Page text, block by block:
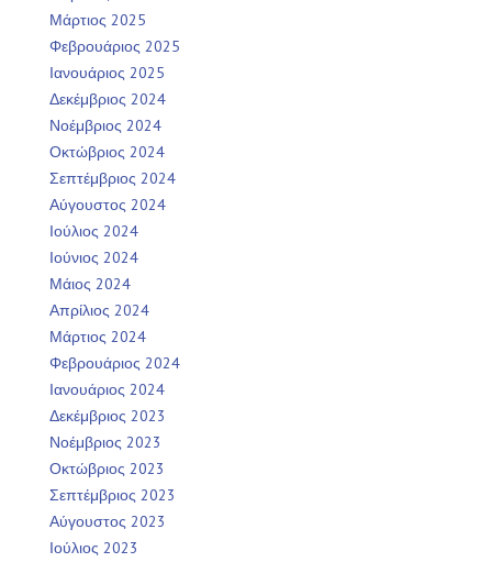
Μάρτιος 2025
Φεβρουάριος 2025
Ιανουάριος 2025
Δεκέμβριος 2024
Νοέμβριος 2024
Οκτώβριος 2024
Σεπτέμβριος 2024
Αύγουστος 2024
Ιούλιος 2024
Ιούνιος 2024
Μάιος 2024
Απρίλιος 2024
Μάρτιος 2024
Φεβρουάριος 2024
Ιανουάριος 2024
Δεκέμβριος 2023
Νοέμβριος 2023
Οκτώβριος 2023
Σεπτέμβριος 2023
Αύγουστος 2023
Ιούλιος 2023